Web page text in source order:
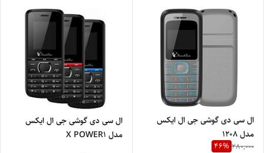
ال سی دی گوشی جی ال ایکس
مدل 1208
280,000
46%
ال سی دی گوشی جی ال ایکس
مدل X POWER1